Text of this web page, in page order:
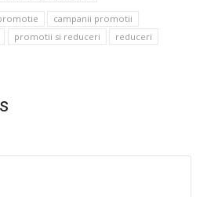
campanii promotii
promotii si reduceri
reduceri